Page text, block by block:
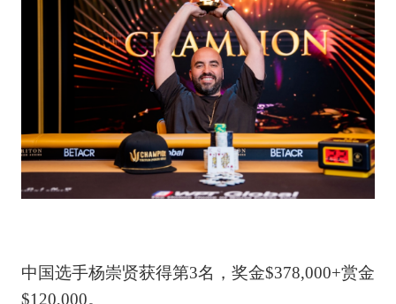
中国选手杨崇贤获得第3名，奖金$378,000+赏金
$120,000。